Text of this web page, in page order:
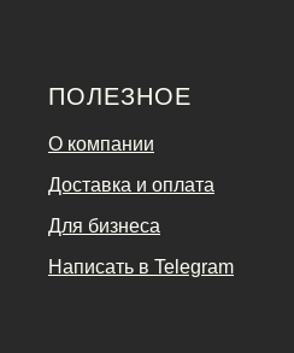
ПОЛЕЗНОЕ
О компании
Доставка и оплата
Для бизнеса
Написать в Telegram